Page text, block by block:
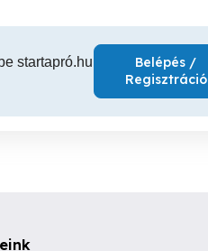
startapró.hu
Belépés /
Regisztráció